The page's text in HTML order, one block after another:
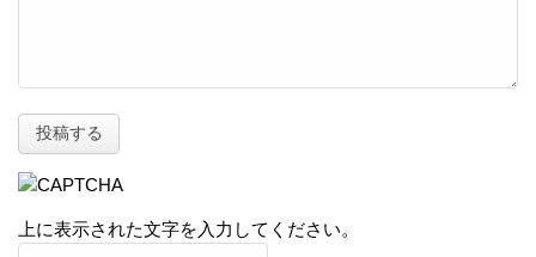
上に表示された文字を入力してください。